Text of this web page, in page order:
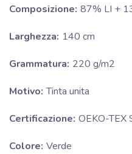
Composizione: 87% LI +
Larghezza: 140 cm
Grammatura: 220 g/m2
Motivo: Tinta unita
Certificazione: OEKO-TEX
Colore: Verde